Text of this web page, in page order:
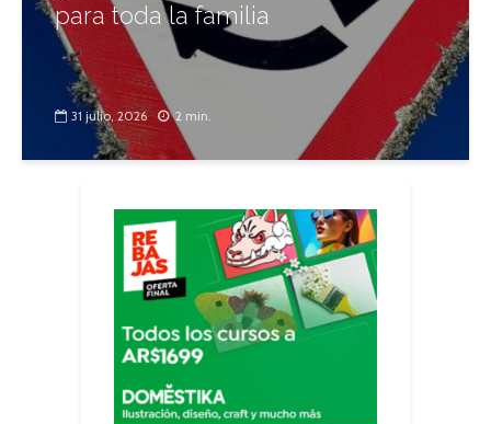
para toda la familia
31 julio, 2026 2 min.